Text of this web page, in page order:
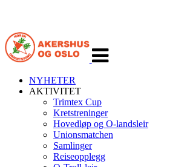
navigasjon
NYHETER
AKTIVITET
Trimtex Cup
Kretstreninger
Hovedløp og O-landsleir
Unionsmatchen
Samlinger
Reiseopplegg